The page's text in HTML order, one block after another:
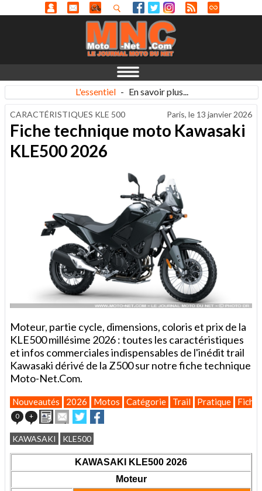
L'essentiel - En savoir plus...
CARACTÉRISTIQUES KLE 500 Paris, le 13 janvier 2026
Fiche technique moto Kawasaki
KLE500 2026
Moteur, partie cycle, dimensions, coloris et prix de la
KLE500 millésime 2026 : toutes les caractéristiques
et infos commerciales indispensables de l'inédit trail
Kawasaki dérivé de la Z500 sur notre fiche technique
Moto-Net.Com.
Nouveautés 2026 Motos Catégorie Trail Pratique
0 + ImprimerEnvoyer
cet
article
à
un
Partager
sur
Twitter
sur
Facebook
KAWASAKI KLE500
KAWASAKI KLE500 2026
Moteur